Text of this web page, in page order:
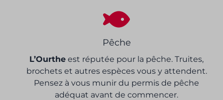
Pêche
L’Ourthe est réputée pour la pêche. Truites,
brochets et autres espèces vous y attendent.
Pensez à vous munir du permis de pêche
adéquat avant de commencer.